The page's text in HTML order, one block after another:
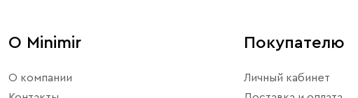
О Minimir
О компании
Покупателю
Личный кабинет